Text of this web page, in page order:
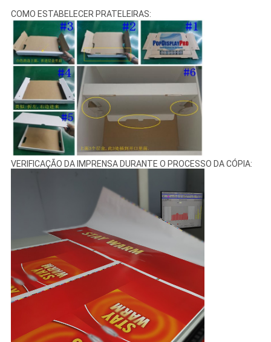
COMO ESTABELECER PRATELEIRAS:
VERIFICAÇÃO DA IMPRENSA DURANTE O PROCESSO DA CÓPIA: